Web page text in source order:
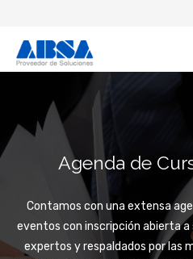
Agenda de
Contamos con una extensa
eventos con inscripción abierta
expertos y respaldados por las